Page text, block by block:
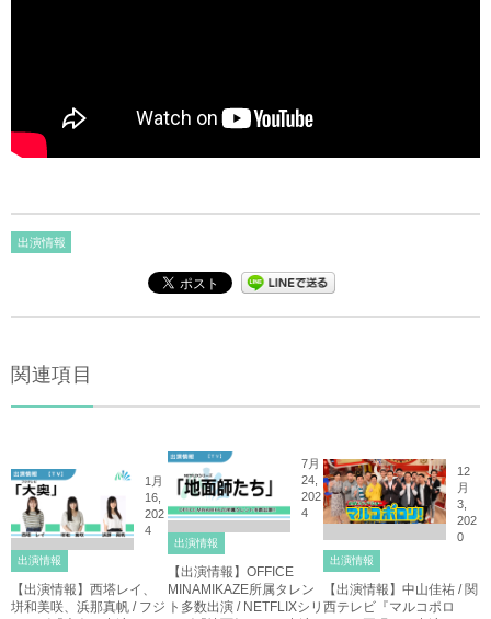
出演情報
関連項目
1月
16,
202
4
出演情報
【出演情報】西塔レイ、
垪和美咲、浜那真帆 / フジ
7月
24,
202
4
出演情報
【出演情報】OFFICE
MINAMIKAZE所属タレン
ト多数出演 / NETFLIXシリ
12
月
3,
202
0
出演情報
【出演情報】中山佳祐 / 関
西テレビ『マルコポロ